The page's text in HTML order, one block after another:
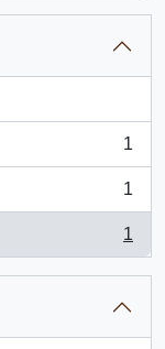
1
1
1